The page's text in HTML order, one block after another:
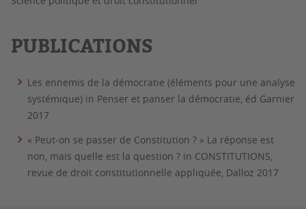
PUBLICATIONS
Les ennemis de la démocratie (éléments pour une analyse
systémique) in Penser et panser la démocratie, éd Garnier
2017
« Peut-on se passer de Constitution ? » La réponse est
non, mais quelle est la question ? in CONSTITUTIONS,
revue de droit constitutionnelle appliquée, Dalloz 2017